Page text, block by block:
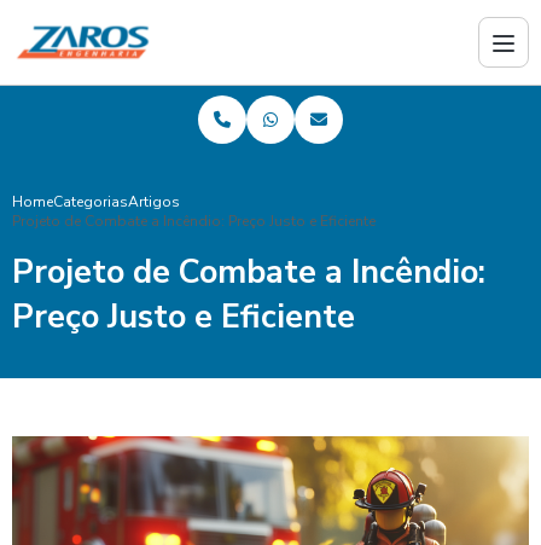
HomeCategoriasArtigos
Projeto de Combate a Incêndio: Preço Justo e Eficiente
Projeto de Combate a Incêndio:
Preço Justo e Eficiente